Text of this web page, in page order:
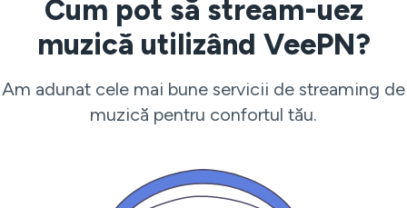
Cum pot să stream-uez
muzică utilizând VeePN?
Am adunat cele mai bune servicii de streaming de
muzică pentru confortul tău.